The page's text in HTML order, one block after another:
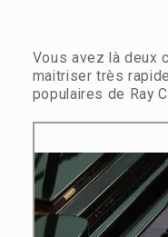
Vous avez là deux
maitriser très
populaires de Ray